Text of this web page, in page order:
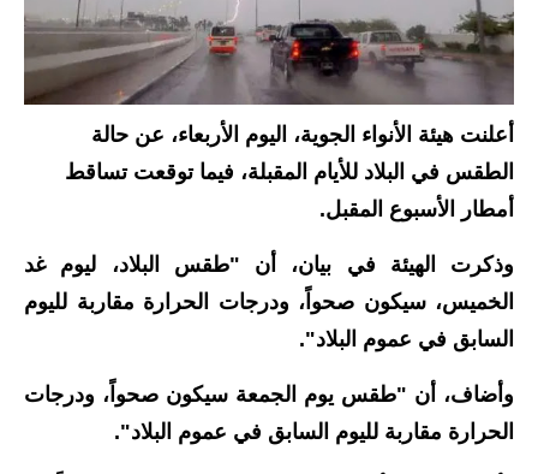
قطع الاراضي
اخبار العراق
الاخبار السياسية
الاخبار الامنية
الاخبار الرياضية
اخبار وقرارات وزارة التربية
أعلنت هيئة الأنواء الجوية، اليوم الأربعاء، عن حالة
الطقس في البلاد للأيام المقبلة، فيما توقعت تساقط
أمطار الأسبوع المقبل.
وذكرت الهيئة في بيان، أن "طقس البلاد، ليوم غد
الخميس، سيكون صحواً، ودرجات الحرارة مقاربة لليوم
السابق في عموم البلاد".
وأضاف، أن "طقس يوم الجمعة سيكون صحواً، ودرجات
الحرارة مقاربة لليوم السابق في عموم البلاد".